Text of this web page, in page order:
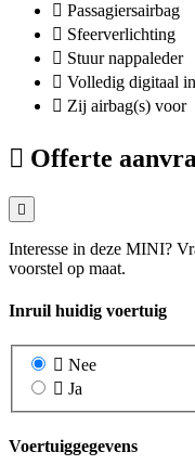
Passagiersairbag
Sfeerverlichting
Stuur nappaleder
Volledig digitaal
Zij airbag(s) voor
Offerte
Interesse in deze MINI?
voorstel op maat.
Inruil huidig voertuig
Nee
Ja
Voertuiggegevens